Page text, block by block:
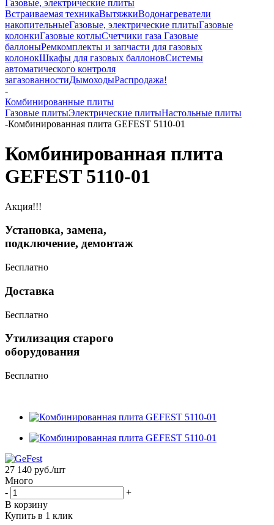
Газовые, электрические плиты
Встраиваемая техникаВытяжкиВодонагреватели
накопительныеГазовые, электрические плитыГазовые
колонкиГазовые котлыСчетчики газа Газовые
баллоныРемкомплекты и запчасти для газовых
колонокШкафы для газовых баллоновСистемы
автоматического контроля
загазованностиДымоходыРаспродажа!
-
Комбинированные плиты
Газовые плитыЭлектрические плитыНастольные плиты
-Комбинированная плита GEFEST 5110-01
Комбинированная плита
GEFEST 5110-01
Акция!!!
Установка, замена,
подключение, демонтаж
Бесплатно
Доставка
Бесплатно
Утилизация старого
оборудования
Бесплатно
27 140 руб./шт
Много
-
+
В корзину
Купить в 1 клик